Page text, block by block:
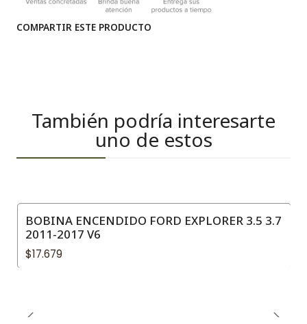
COMPARTIR ESTE PRODUCTO
También podría interesarte
uno de estos
BOBINA ENCENDIDO FORD EXPLORER 3.5 3.7
2011-2017 V6
$17.679